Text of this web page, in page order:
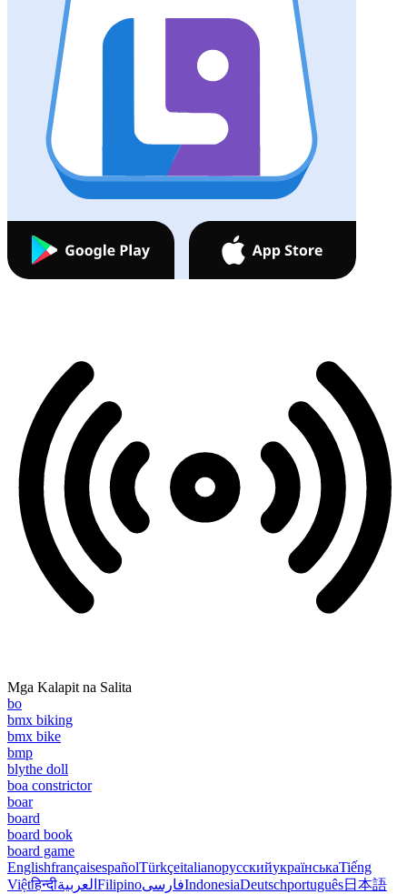
Mga Kalapit na Salita
bo
bmx biking
bmx bike
bmp
blythe doll
boa constrictor
boar
board
board book
board game
EnglishfrançaisespañolTürkçeitalianoрусскийукраїнськаTiếng
Việtहिन्दीالعربية FilipinoفارسیIndonesiaDeutschportuguês日本語